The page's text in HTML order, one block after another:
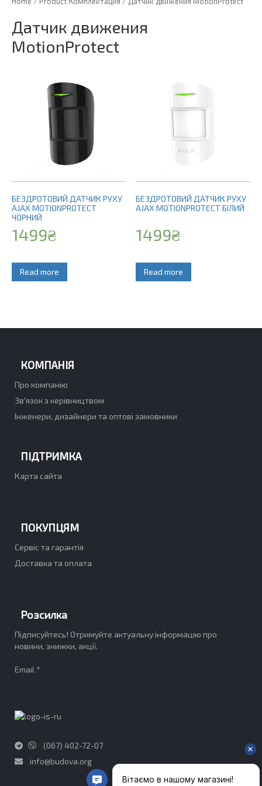
Датчик движения
MotionProtect
БЕЗДРОТОВИЙ ДАТЧИК РУХУ
AJAX MOTIONPROTECT
ЧОРНИЙ
1499₴
Read more
БЕЗДРОТОВИЙ ДАТЧИК РУХУ
AJAX MOTIONPROTECT БІЛИЙ
1499₴
Read more
КОМПАНІЯ
Про компанію
Зв'язок з керівництвом
Інженери, дизайнери та оптові замовники
ПІДТРИМКА
Карта сайта
ПОКУПЦЯМ
Сервіс та гарантія
Доставка та оплата
Розсилка
Підписуйтесь! Отримуйте актуальну інформацію про
новини, знижки, акції.
Email *
(067) 402-72-07
info@budova.org